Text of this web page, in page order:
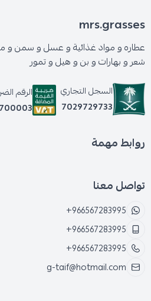
mrs.grasses
عطاره و مواد غذائية و عسل و سمن و
شعر و بهارات و بن و هيل و تمور
السجل التجاري
7029729733
الرقم
روابط مهمة
تواصل معنا
+966567283995
+966567283995
+966567283995
g-taif@hotmail.com